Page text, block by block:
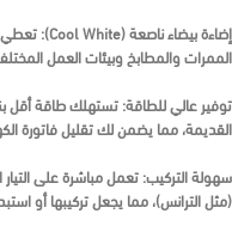
إضاءة بيضاء ناصعة (Cool White):
تعطي
الممرات والمطابخ وبيئات العمل
توفير عالي للطاقة:
القديمة، مما يضمن لك تقليل فاتورة
سهولة التركيب:
(مثل الترانس)، مما يجعل تركيبها أو